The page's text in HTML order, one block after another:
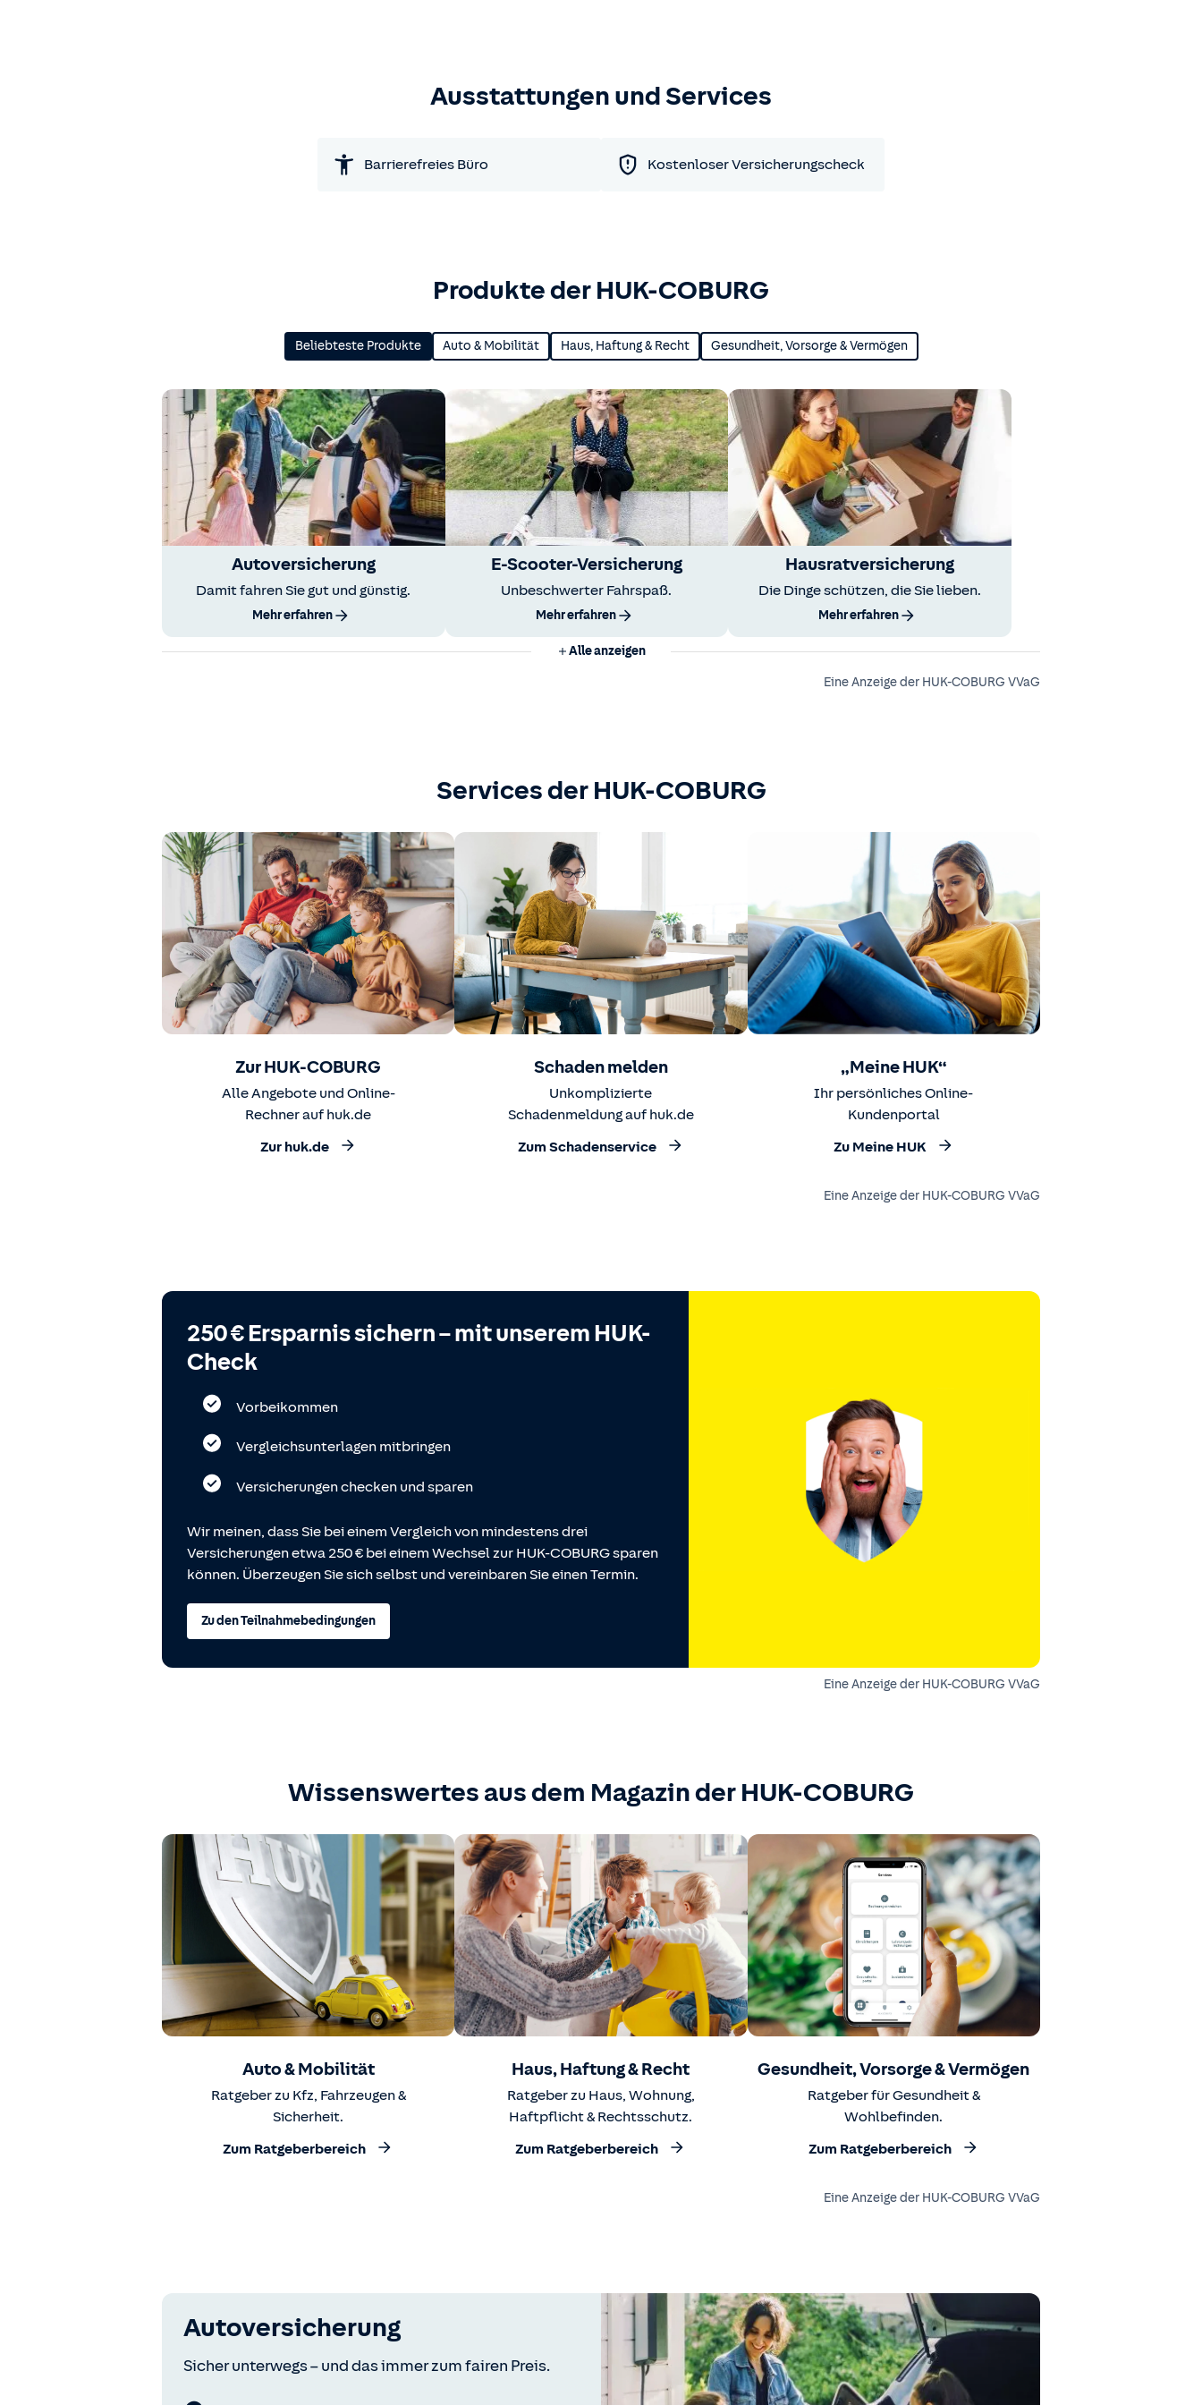
Ausstattungen und Services
Barrierefreies Büro Kostenloser Versicherungscheck
Produkte der HUK-COBURG
Beliebteste Produkte Auto & Mobilität Haus, Haftung & Recht Gesundheit, Vorsorge & Vermögen
Autoversicherung
Damit fahren Sie gut und günstig.
Mehr erfahren
E-Scooter-Versicherung
Unbeschwerter Fahrspaß.
Mehr erfahren
Hausratversicherung
Die Dinge schützen, die Sie lieben.
Mehr erfahren
Alle anzeigen
Eine Anzeige der HUK-COBURG VVaG
Services der HUK-COBURG
Zur HUK-COBURG
Alle Angebote und Online-
Rechner auf huk.de
Zur huk.de
Schaden melden
Unkomplizierte
Schadenmeldung auf huk.de
Zum Schadenservice
„Meine HUK“
Ihr persönliches Online-
Kundenportal
Zu Meine HUK
Eine Anzeige der HUK-COBURG VVaG
250 € Ersparnis sichern – mit unserem HUK-
Check
Vorbeikommen
Vergleichsunterlagen mitbringen
Versicherungen checken und sparen
Wir meinen, dass Sie bei einem Vergleich von mindestens drei
Versicherungen etwa 250 € bei einem Wechsel zur HUK-COBURG sparen
können. Überzeugen Sie sich selbst und vereinbaren Sie einen Termin.
Zu den Teilnahmebedingungen
Eine Anzeige der HUK-COBURG VVaG
Wissenswertes aus dem Magazin der HUK-COBURG
Auto & Mobilität
Ratgeber zu Kfz, Fahrzeugen &
Sicherheit.
Zum Ratgeberbereich
Haus, Haftung & Recht
Ratgeber zu Haus, Wohnung,
Haftpflicht & Rechtsschutz.
Zum Ratgeberbereich
Gesundheit, Vorsorge & Vermögen
Ratgeber für Gesundheit &
Wohlbefinden.
Zum Ratgeberbereich
Eine Anzeige der HUK-COBURG VVaG
Autoversicherung
Sicher unterwegs – und das immer zum fairen Preis.